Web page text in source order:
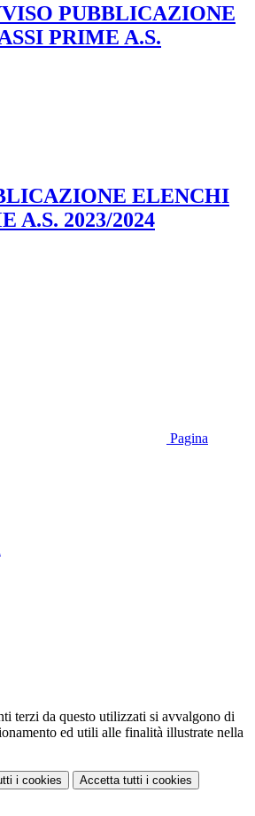
PUBBLICAZIONE
PRIME A.S.
ELENCHI
A.S. 2023/2024
Pagina
terzi da questo utilizzati si avvalgono di
ed utili alle finalità illustrate nella
i cookies Accetta tutti i cookies